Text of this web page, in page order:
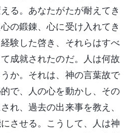
る。あなたがたが耐えてき
の鍛錬、心に受け入れてき
験した啓き、それらはすべ
成就されたのだ。人は何故
か。それは、神の言葉故で
で、人の心を動かし、その
れ、過去の出来事を教え、
させる。こうして、人は神